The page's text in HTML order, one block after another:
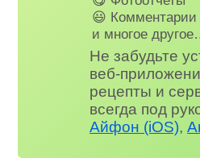
😃 Комментарии
и многое
Не забудьте
веб-
рецепты и
всегда под
Айфон (iOS),